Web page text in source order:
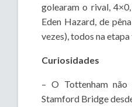
golearam o rival, 4×0,
Eden Hazard, de
vezes), todos na
Curiosidades
– O Tottenham não
Stamford Bridge